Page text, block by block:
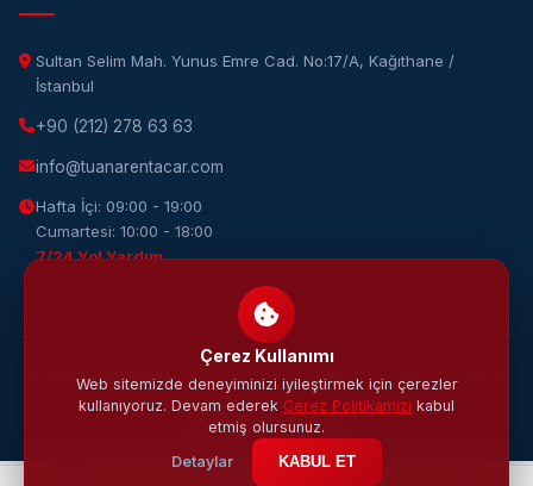
Sultan Selim Mah. Yunus Emre Cad. No:17/A, Kağıthane /
İstanbul
+90 (212) 278 63 63
info@tuanarentacar.com
Hafta İçi: 09:00 - 19:00
Cumartesi: 10:00 - 18:00
7/24 Yol Yardım
DijiWOW
KVKKGizlilikÇerezŞartlar
Çerez Kullanımı
Web sitemizde deneyiminizi iyileştirmek için çerezler
kullanıyoruz. Devam ederek Çerez Politikamızı kabul
etmiş olursunuz.
Detaylar
KABUL ET